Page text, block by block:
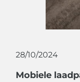
28/10/2024
Mobiele